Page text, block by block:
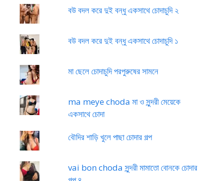
বউ বদল করে দুই বন্ধু একসাথে চোদাচুদি ২
বউ বদল করে দুই বন্ধু একসাথে চোদাচুদি ১
মা ছেলে চোদাচুদি পরপুরুষের সামনে
ma meye choda মা ও সুন্দরী মেয়েকে
একসাথে চোদা
বৌদির শাড়ি খুলে পাছা চোদার গল্প
vai bon choda সুন্দরী মামাতো বোনকে চোদার